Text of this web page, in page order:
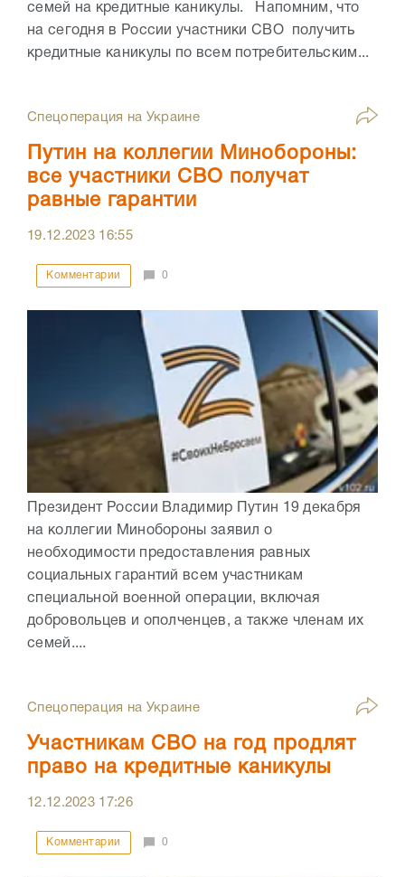
семей на кредитные каникулы. Напомним, что
на сегодня в России участники СВО получить
кредитные каникулы по всем потребительским...
Спецоперация на Украине
Путин на коллегии Минобороны:
все участники СВО получат
равные гарантии
19.12.2023 16:55
Комментарии 0
Президент России Владимир Путин 19 декабря
на коллегии Минобороны заявил о
необходимости предоставления равных
социальных гарантий всем участникам
специальной военной операции, включая
добровольцев и ополченцев, а также членам их
семей....
Спецоперация на Украине
Участникам СВО на год продлят
право на кредитные каникулы
12.12.2023 17:26
Комментарии 0